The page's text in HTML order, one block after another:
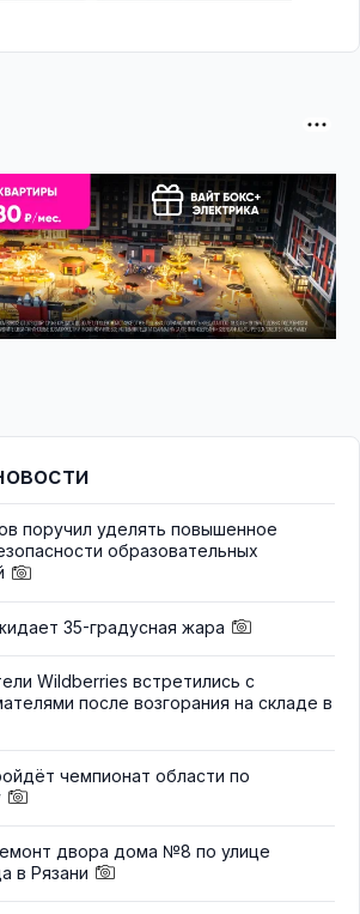
поручил уделять повышенное
образовательных
35-градусная жара
Wildberries встретились с
после возгорания на складе в
чемпионат области по
двора дома №8 по улице
в Рязани